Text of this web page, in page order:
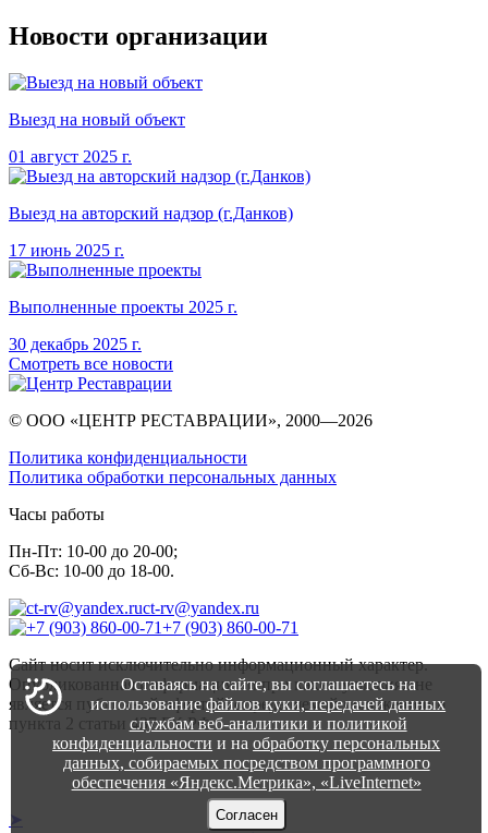
Новости организации
Выезд на новый объект
01 август 2025 г.
Выезд на авторский надзор (г.Данков)
17 июнь 2025 г.
Выполненные проекты 2025 г.
30 декабрь 2025 г.
Смотреть все новости
© ООО «ЦЕНТР РЕСТАВРАЦИИ», 2000—2026
Политика конфиденциальности
Политика обработки персональных данных
Часы работы
Пн-Пт: 10-00 до 20-00;
Сб-Вс: 10-00 до 18-00.
ct-rv@yandex.ru
+7 (903) 860-00-71
Сайт носит исключительно информационный характер.
Опубликованная информация ни при каких условиях не
является публичной офертой, определяемой положениями
пункта 2 статьи 437 ГК РФ
➤
Оставаясь на сайте, вы соглашаетесь на
использованиефайлов куки, передачей данных
службам веб-аналитики и политикой
конфиденциальности и наобработку персональных
данных, собираемых посредством программного
обеспечения «Яндекс.Метрика», «LiveInternet»
Согласен